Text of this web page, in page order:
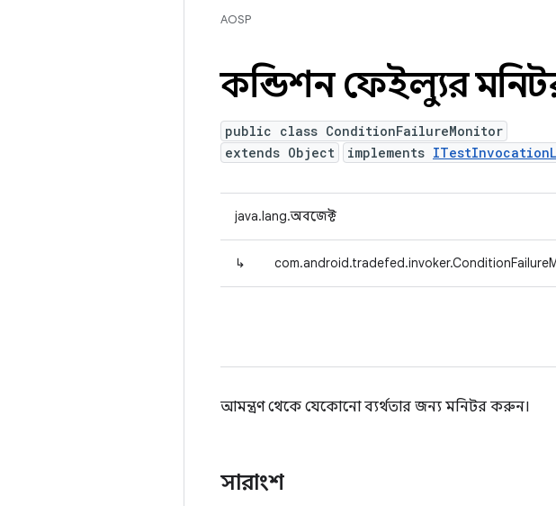
AOSP
কন্ডিশন ফেইল্যুর
public class ConditionFailureMonitor
extends Object
implements
java.lang.অবজেক্ট
↳
আমন্ত্রণ থেকে যেকোনো ব্যর্থতার জন্য মনিটর করুন।
সারাংশ